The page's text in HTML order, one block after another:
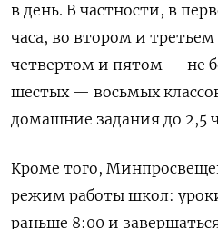
в день. В частности, в
часа, во втором и
четвертом и пятом — не
шестых — восьмых
домашние задания до 2,5
Кроме того,
режим работы школ:
раньше 8:00 и